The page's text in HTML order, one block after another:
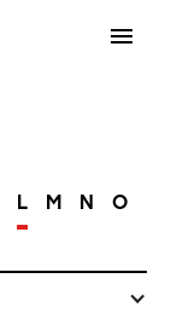
L M N O